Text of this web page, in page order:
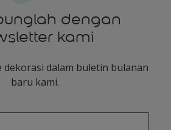
dengan
kami
dekorasi dalam buletin bulanan
baru kami.